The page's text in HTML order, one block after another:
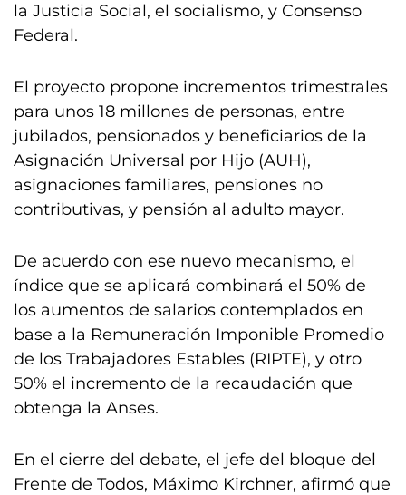
la Justicia Social, el socialismo, y Consenso
Federal.
El proyecto propone incrementos trimestrales
para unos 18 millones de personas, entre
jubilados, pensionados y beneficiarios de la
Asignación Universal por Hijo (AUH),
asignaciones familiares, pensiones no
contributivas, y pensión al adulto mayor.
De acuerdo con ese nuevo mecanismo, el
índice que se aplicará combinará el 50% de
los aumentos de salarios contemplados en
base a la Remuneración Imponible Promedio
de los Trabajadores Estables (RIPTE), y otro
50% el incremento de la recaudación que
obtenga la Anses.
En el cierre del debate, el jefe del bloque del
Frente de Todos, Máximo Kirchner, afirmó que